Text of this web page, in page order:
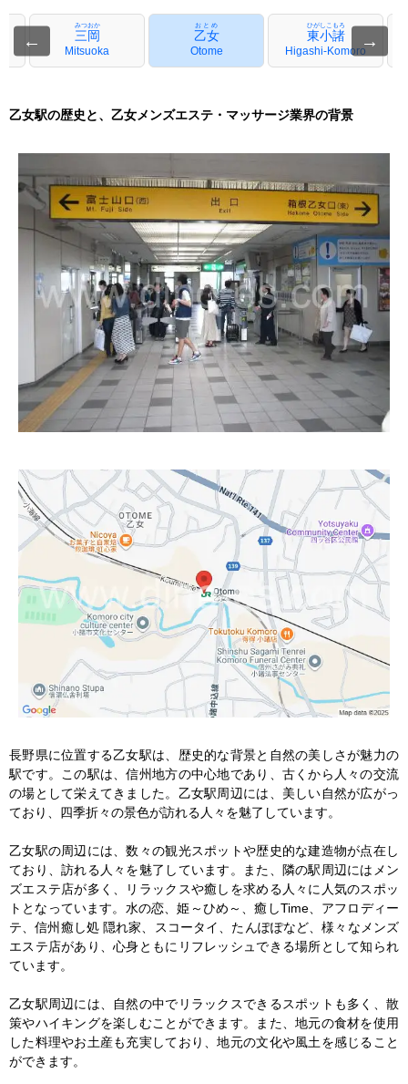
← 三岡
みつおか
Mitsuoka
乙女
おとめ
Otome
東小諸
ひがしこもろ
Higashi-Komoro
→
乙女駅の歴史と、乙女メンズエステ・マッサージ業界の背景
長野県に位置する乙女駅は、歴史的な背景と自然の美しさが魅力の
駅です。この駅は、信州地方の中心地であり、古くから人々の交流
の場として栄えてきました。乙女駅周辺には、美しい自然が広がっ
ており、四季折々の景色が訪れる人々を魅了しています。
乙女駅の周辺には、数々の観光スポットや歴史的な建造物が点在し
ており、訪れる人々を魅了しています。また、隣の駅周辺にはメン
ズエステ店が多く、リラックスや癒しを求める人々に人気のスポッ
トとなっています。水の恋、姫～ひめ～、癒しTime、アフロディー
テ、信州癒し処 隠れ家、スコータイ、たんぽぽなど、様々なメンズ
エステ店があり、心身ともにリフレッシュできる場所として知られ
ています。
乙女駅周辺には、自然の中でリラックスできるスポットも多く、散
策やハイキングを楽しむことができます。また、地元の食材を使用
した料理やお土産も充実しており、地元の文化や風土を感じること
ができます。